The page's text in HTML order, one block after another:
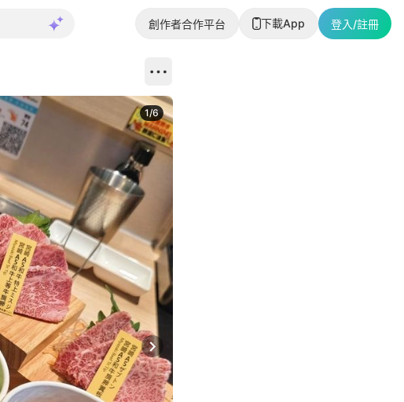
創作者合作平台 下載App 登入/註冊
Next slide
1/6